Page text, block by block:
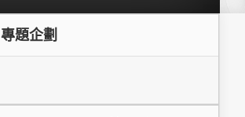
專題企劃